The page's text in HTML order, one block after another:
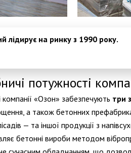
лідирує на ринку з 1990 року.
потужності
«Озон» забезпечують три
а також бетонних
— та іншої продукції з
бетонні вироби методом